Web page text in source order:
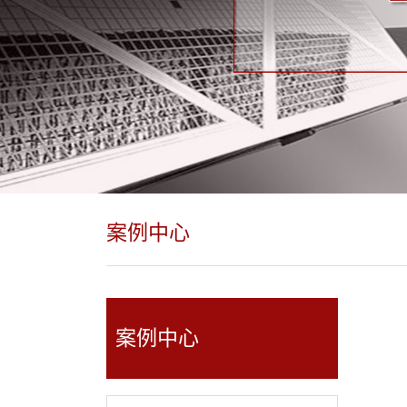
案例中心
案例中心